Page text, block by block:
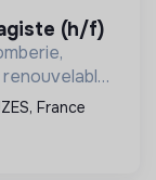
(h/f)
France